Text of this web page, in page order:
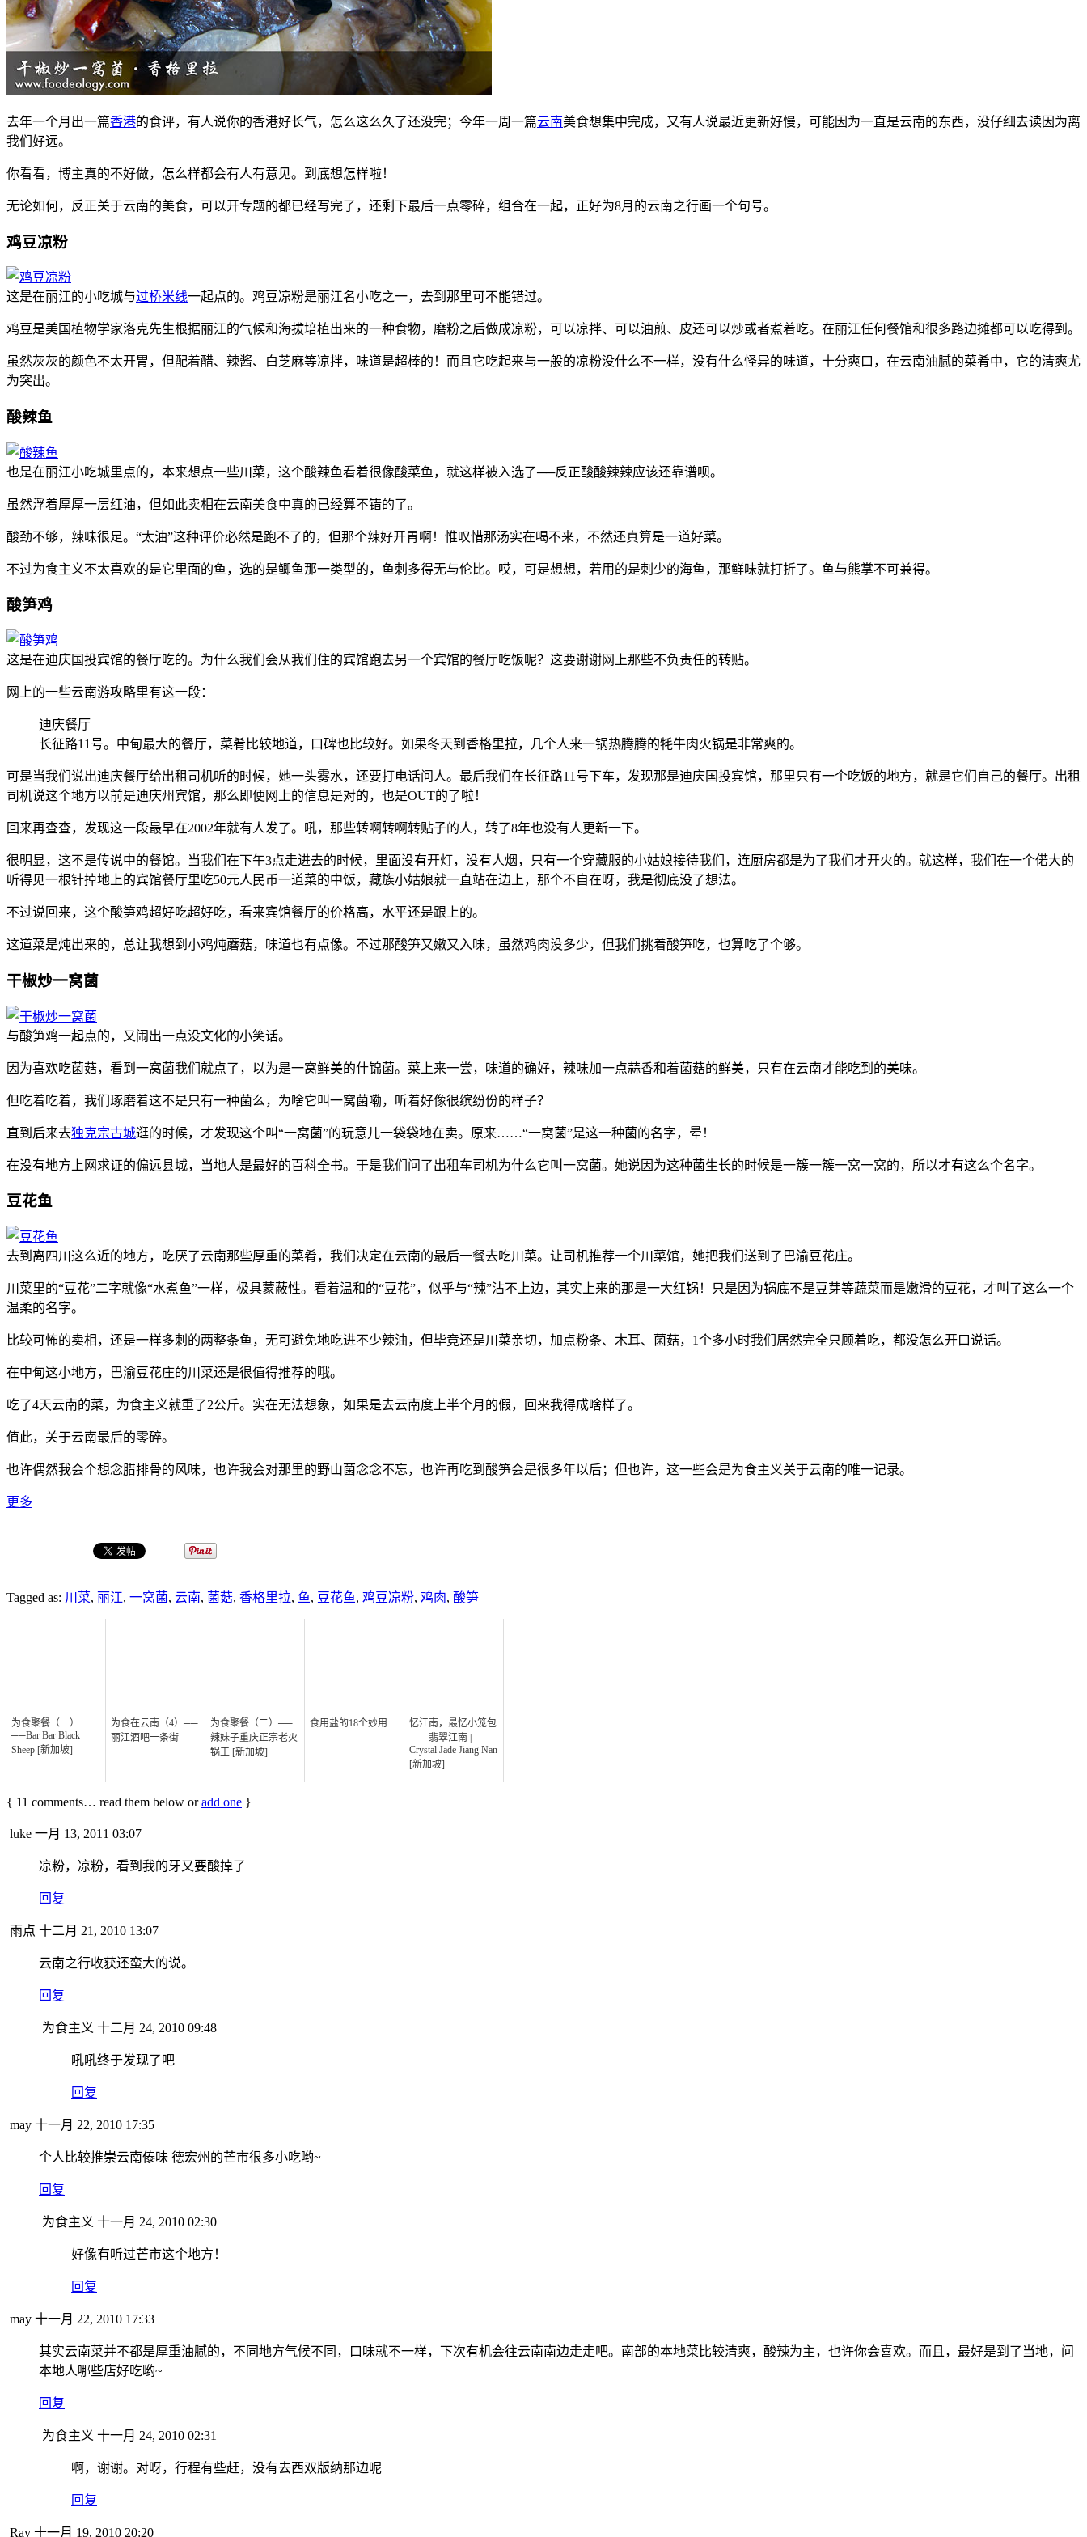
去年一个月出一篇香港的食评，有人说你的香港好长气，怎么这么久了还没完；今年一周一篇云南美食想集中完成，又有人说最近更新好慢，可能因为一直是云南的东西，没仔细去读因为离
我们好远。
你看看，博主真的不好做，怎么样都会有人有意见。到底想怎样啦！
无论如何，反正关于云南的美食，可以开专题的都已经写完了，还剩下最后一点零碎，组合在一起，正好为8月的云南之行画一个句号。
鸡豆凉粉
这是在丽江的小吃城与过桥米线一起点的。鸡豆凉粉是丽江名小吃之一，去到那里可不能错过。
鸡豆是美国植物学家洛克先生根据丽江的气候和海拔培植出来的一种食物，磨粉之后做成凉粉，可以凉拌、可以油煎、皮还可以炒或者煮着吃。在丽江任何餐馆和很多路边摊都可以吃得到。
虽然灰灰的颜色不太开胃，但配着醋、辣酱、白芝麻等凉拌，味道是超棒的！而且它吃起来与一般的凉粉没什么不一样，没有什么怪异的味道，十分爽口，在云南油腻的菜肴中，它的清爽尤
为突出。
酸辣鱼
也是在丽江小吃城里点的，本来想点一些川菜，这个酸辣鱼看着很像酸菜鱼，就这样被入选了──反正酸酸辣辣应该还靠谱呗。
虽然浮着厚厚一层红油，但如此卖相在云南美食中真的已经算不错的了。
酸劲不够，辣味很足。“太油”这种评价必然是跑不了的，但那个辣好开胃啊！惟叹惜那汤实在喝不来，不然还真算是一道好菜。
不过为食主义不太喜欢的是它里面的鱼，选的是鲫鱼那一类型的，鱼刺多得无与伦比。哎，可是想想，若用的是刺少的海鱼，那鲜味就打折了。鱼与熊掌不可兼得。
酸笋鸡
这是在迪庆国投宾馆的餐厅吃的。为什么我们会从我们住的宾馆跑去另一个宾馆的餐厅吃饭呢？这要谢谢网上那些不负责任的转贴。
网上的一些云南游攻略里有这一段：
迪庆餐厅
长征路11号。中甸最大的餐厅，菜肴比较地道，口碑也比较好。如果冬天到香格里拉，几个人来一锅热腾腾的牦牛肉火锅是非常爽的。
可是当我们说出迪庆餐厅给出租司机听的时候，她一头雾水，还要打电话问人。最后我们在长征路11号下车，发现那是迪庆国投宾馆，那里只有一个吃饭的地方，就是它们自己的餐厅。出租
司机说这个地方以前是迪庆州宾馆，那么即便网上的信息是对的，也是OUT的了啦！
回来再查查，发现这一段最早在2002年就有人发了。吼，那些转啊转啊转贴子的人，转了8年也没有人更新一下。
很明显，这不是传说中的餐馆。当我们在下午3点走进去的时候，里面没有开灯，没有人烟，只有一个穿藏服的小姑娘接待我们，连厨房都是为了我们才开火的。就这样，我们在一个偌大的
听得见一根针掉地上的宾馆餐厅里吃50元人民币一道菜的中饭，藏族小姑娘就一直站在边上，那个不自在呀，我是彻底没了想法。
不过说回来，这个酸笋鸡超好吃超好吃，看来宾馆餐厅的价格高，水平还是跟上的。
这道菜是炖出来的，总让我想到小鸡炖蘑菇，味道也有点像。不过那酸笋又嫩又入味，虽然鸡肉没多少，但我们挑着酸笋吃，也算吃了个够。
干椒炒一窝菌
与酸笋鸡一起点的，又闹出一点没文化的小笑话。
因为喜欢吃菌菇，看到一窝菌我们就点了，以为是一窝鲜美的什锦菌。菜上来一尝，味道的确好，辣味加一点蒜香和着菌菇的鲜美，只有在云南才能吃到的美味。
但吃着吃着，我们琢磨着这不是只有一种菌么，为啥它叫一窝菌嘞，听着好像很缤纷份的样子？
直到后来去独克宗古城逛的时候，才发现这个叫“一窝菌”的玩意儿一袋袋地在卖。原来……“一窝菌”是这一种菌的名字，晕！
在没有地方上网求证的偏远县城，当地人是最好的百科全书。于是我们问了出租车司机为什么它叫一窝菌。她说因为这种菌生长的时候是一簇一簇一窝一窝的，所以才有这么个名字。
豆花鱼
去到离四川这么近的地方，吃厌了云南那些厚重的菜肴，我们决定在云南的最后一餐去吃川菜。让司机推荐一个川菜馆，她把我们送到了巴渝豆花庄。
川菜里的“豆花”二字就像“水煮鱼”一样，极具蒙蔽性。看着温和的“豆花”，似乎与“辣”沾不上边，其实上来的那是一大红锅！只是因为锅底不是豆芽等蔬菜而是嫩滑的豆花，才叫了这么一个
温柔的名字。
比较可怖的卖相，还是一样多刺的两整条鱼，无可避免地吃进不少辣油，但毕竟还是川菜亲切，加点粉条、木耳、菌菇，1个多小时我们居然完全只顾着吃，都没怎么开口说话。
在中甸这小地方，巴渝豆花庄的川菜还是很值得推荐的哦。
吃了4天云南的菜，为食主义就重了2公斤。实在无法想象，如果是去云南度上半个月的假，回来我得成啥样了。
值此，关于云南最后的零碎。
也许偶然我会个想念腊排骨的风味，也许我会对那里的野山菌念念不忘，也许再吃到酸笋会是很多年以后；但也许，这一些会是为食主义关于云南的唯一记录。
更多
Tagged as: 川菜, 丽江, 一窝菌, 云南, 菌菇, 香格里拉, 鱼, 豆花鱼, 鸡豆凉粉, 鸡肉, 酸笋
为食聚餐（一）
──Bar Bar Black
Sheep [新加坡]
为食在云南（4）──
丽江酒吧一条街
为食聚餐（二）──
辣妹子重庆正宗老火
锅王 [新加坡]
食用盐的18个妙用
忆江南，最忆小笼包
——翡翠江南 |
Crystal Jade Jiang Nan
[新加坡]
{ 11 comments… read them below oradd one }
luke 一月 13, 2011 03:07
凉粉，凉粉，看到我的牙又要酸掉了
回复
雨点 十二月 21, 2010 13:07
云南之行收获还蛮大的说。
回复
为食主义 十二月 24, 2010 09:48
吼吼终于发现了吧
回复
may 十一月 22, 2010 17:35
个人比较推崇云南傣味 德宏州的芒市很多小吃哟~
回复
为食主义 十一月 24, 2010 02:30
好像有听过芒市这个地方！
回复
may 十一月 22, 2010 17:33
其实云南菜并不都是厚重油腻的，不同地方气候不同，口味就不一样，下次有机会往云南南边走走吧。南部的本地菜比较清爽，酸辣为主，也许你会喜欢。而且，最好是到了当地，问
本地人哪些店好吃哟~
回复
为食主义 十一月 24, 2010 02:31
啊，谢谢。对呀，行程有些赶，没有去西双版纳那边呢
回复
Ray 十一月 19, 2010 20:20